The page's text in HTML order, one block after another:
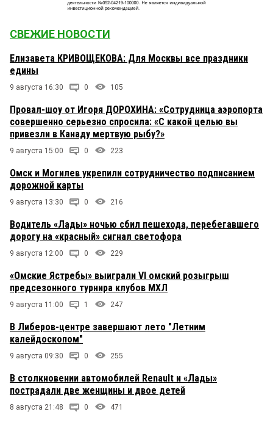
СВЕЖИЕ НОВОСТИ
Елизавета КРИВОЩЕКОВА: Для Москвы все праздники
едины
9 августа 16:30 0 105
Провал-шоу от Игоря ДОРОХИНА: «Сотрудница аэропорта
совершенно серьезно спросила: «С какой целью вы
привезли в Канаду мертвую рыбу?»
9 августа 15:00 0 223
Омск и Могилев укрепили сотрудничество подписанием
дорожной карты
9 августа 13:30 0 216
Водитель «Лады» ночью сбил пешехода, перебегавшего
дорогу на «красный» сигнал светофора
9 августа 12:00 0 229
«Омские Ястребы» выиграли VI омский розыгрыш
предсезонного турнира клубов МХЛ
9 августа 11:00 1 247
В Либеров-центре завершают лето "Летним
калейдоскопом"
9 августа 09:30 0 255
В столкновении автомобилей Renault и «Лады»
пострадали две женщины и двое детей
8 августа 21:48 0 471